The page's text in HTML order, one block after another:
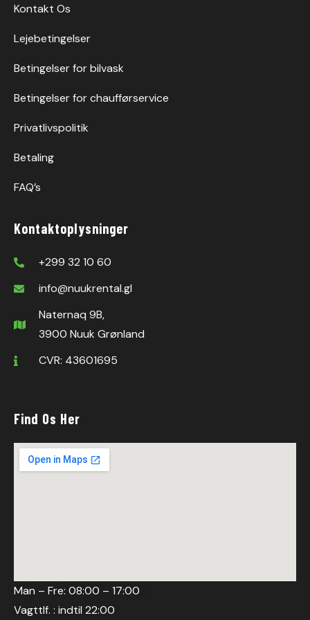
Kontakt Os
Lejebetingelser
Betingelser for bilvask
Betingelser for chaufførservice
Privatlivspolitik
Betaling
FAQ’s
Kontaktoplysninger
+299 32 10 60
info@nuukrental.gl
Naternaq 9B,
3900 Nuuk Grønland
CVR: 43601695
Find Os Her
Man – Fre: 08:00 – 17:00
Vagttlf. : indtil 22:00